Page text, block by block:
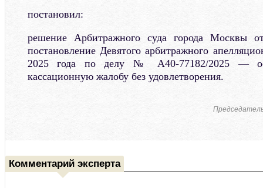
постановил:
решение Арбитражного суда города Москвы
постановление Девятого арбитражного
2025 года по делу № А40-77182/2025 —
кассационную жалобу без удовлетворения.
Комментарий эксперта